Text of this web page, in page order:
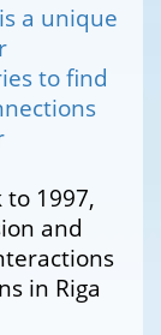
a unique
to find
1997,
and
in Riga